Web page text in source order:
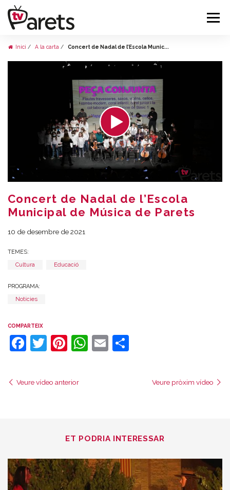
Inici A la carta Concert de Nadal de l’Escola Munic...
Concert de Nadal de l’Escola
Municipal de Música de Parets
10 de desembre de 2021
TEMES:
Cultura
Educació
PROGRAMA:
Notícies
COMPARTEIX
Facebook
Twitter
Pinterest
WhatsApp
Email
Veure vídeo anterior Veure pròxim vídeo
ET PODRIA INTERESSAR